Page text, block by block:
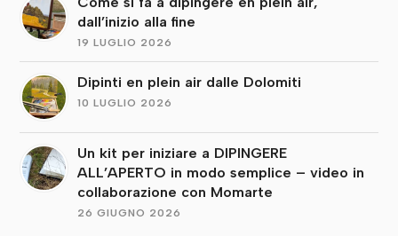
dall’inizio alla fine
19 LUGLIO 2026
Dipinti en plein air dalle Dolomiti
10 LUGLIO 2026
Un kit per iniziare a DIPINGERE
ALL’APERTO in modo semplice – video in
collaborazione con Momarte
26 GIUGNO 2026